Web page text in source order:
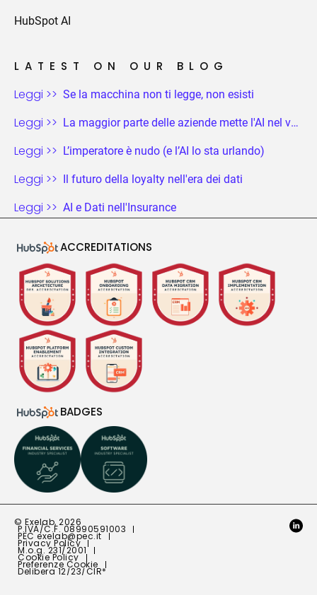
HubSpot AI
LATEST ON OUR BLOG
Leggi >> Se la macchina non ti legge, non esisti
Leggi >> La maggior parte delle aziende mette l'AI nel vecchio schema di gioco. Chi vince riscrive le regole.
Leggi >> L’imperatore è nudo (e l’AI lo sta urlando)
Leggi >> Il futuro della loyalty nell'era dei dati
Leggi >> AI e Dati nell'Insurance
ACCREDITATIONS
BADGES
© Exelab, 2026
P.IVA/C.F. 08990591003
PECexelab@pec.it
Privacy Policy
M.o.g. 231/2001
Cookie Policy
Preferenze Cookie
Delibera 12/23/CIR*